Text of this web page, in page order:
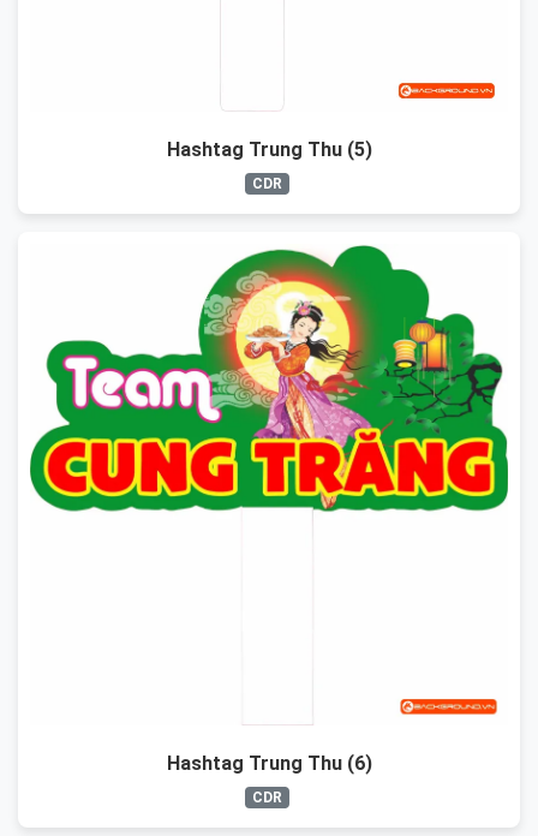
Hashtag Trung Thu (5)
CDR
Hashtag Trung Thu (6)
CDR